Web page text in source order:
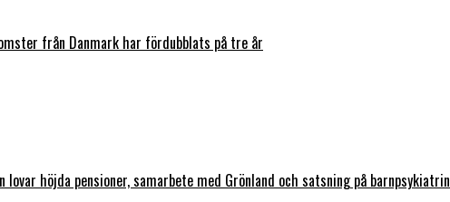
från Danmark har fördubblats på tre år
lovar höjda pensioner, samarbete med Grönland och satsning på barnpsykiatrin